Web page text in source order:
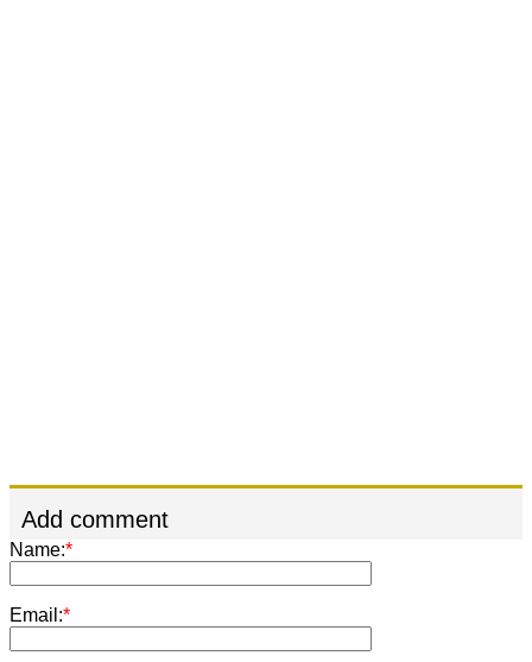
Add comment
Name:*
Email:*